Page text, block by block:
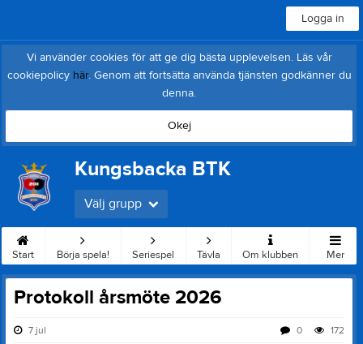
Logga in
Vi använder cookies för att ge dig bästa upplevelsen. Läs vår
cookiepolicy här. Genom att fortsätta använda tjänsten godkänner du
denna.
Okej
Kungsbacka BTK
Välj grupp
Start Börja spela! Seriespel Tävla Om klubben Mer
Protokoll årsmöte 2026
7 jul 172
0